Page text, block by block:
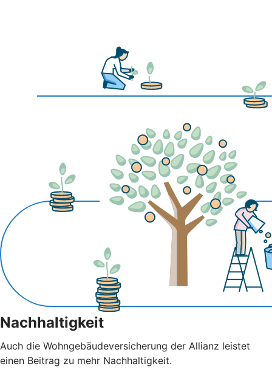
Nachhaltigkeit
Auch die Wohngebäudeversicherung der Allianz leistet
einen Beitrag zu mehr Nachhaltigkeit.